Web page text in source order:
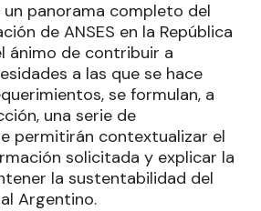
panorama completo del
de ANSES en la República
ánimo de contribuir a
a las que se hace
se formulan, a
una serie de
permitirán contextualizar el
solicitada y explicar la
la sustentabilidad del
Argentino.